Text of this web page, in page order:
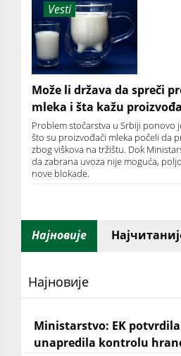
Vesti
Može li država da spreči
mleka i šta kažu
Problem stočarstva u Srbiji ponovo
što su proizvođači mleka počeli da
zbog viškova na tržištu. Dok
da zabrana uvoza nije moguća,
nove blokade.
Најновије
Најновије
Ministarstvo: EK
unapredila kontrolu